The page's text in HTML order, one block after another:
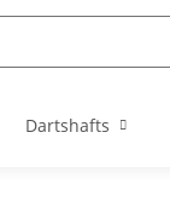
Dartshafts